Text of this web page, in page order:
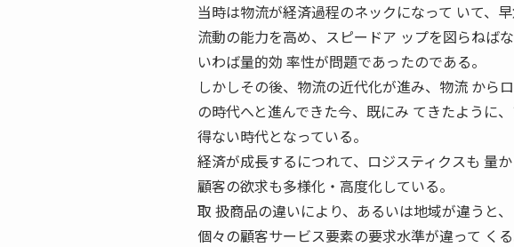
当時は物流が経済過程のネックになって いて、
流動の能力を高め、スピードア ップを図らねばな
いわば量的効 率性が問題であったのである。
しかしその後、物流の近代化が進み、物流 から
の時代へと進んできた今、既にみ てきたように
得ない時代となっている。
経済が成長するにつれて、ロジスティクスも 量
顧客の欲求も多様化・高度化している。
取 扱商品の違いにより、あるいは地域が違うと
個々の顧客サービス要素の要求水準が違って くる